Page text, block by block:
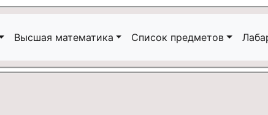
Высшая математика Список предметов